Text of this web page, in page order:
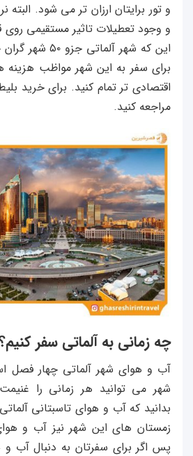
و تور برایتان ارزان تر می شود. البته
و وجود تعطیلات تاثیر مستقیمی روی
این که شهر
برای سفر به این شهر مواظب هزینه
اقتصادی تر تمام کنید. برای خرید
مراجعه کنید.
چه زمانی به آلماتی سفر
آب و هوای شهر آلماتی چهار فصل
شهر می توانید هر زمانی را غنیمت
بدانید که آب و هوای تاسبتانی
زمستان های این شهر نیز آب و
پس اگر برای سفرتان به دنبال آب